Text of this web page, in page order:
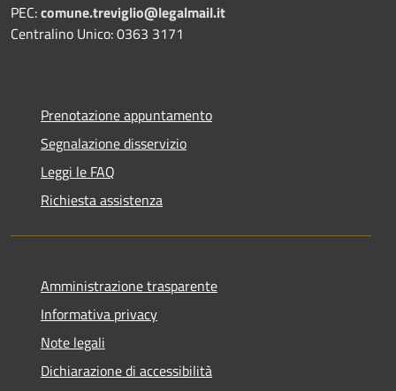
PEC:comune.treviglio@legalmail.it
Centralino Unico: 0363 3171
Prenotazione appuntamento
Segnalazione disservizio
Leggi le FAQ
Richiesta assistenza
Amministrazione trasparente
Informativa privacy
Note legali
Dichiarazione di accessibilità